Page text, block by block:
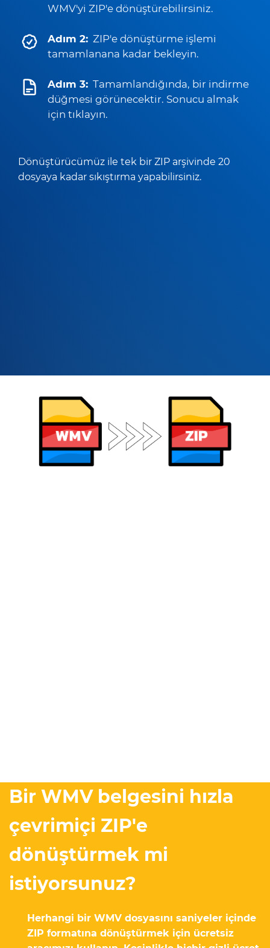
WMV'yi ZIP'e dönüştürebilirsiniz.
Adım 2: ZIP'e dönüştürme işlemi
tamamlanana kadar bekleyin.
Adım 3: Tamamlandığında, bir indirme
düğmesi görünecektir. Sonucu almak
için tıklayın.
Dönüştürücümüz ile tek bir ZIP arşivinde 20
dosyaya kadar sıkıştırma yapabilirsiniz.
Bir WMV belgesini hızla
çevrimiçi ZIP'e
dönüştürmek mi
istiyorsunuz?
Herhangi bir WMV dosyasını saniyeler içinde
ZIP formatına dönüştürmek için ücretsiz